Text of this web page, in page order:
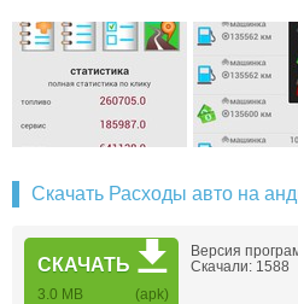
Скачать Расходы авто на
СКАЧАТЬ
3.0 MB (apk)
Версия
Скачали: 1588